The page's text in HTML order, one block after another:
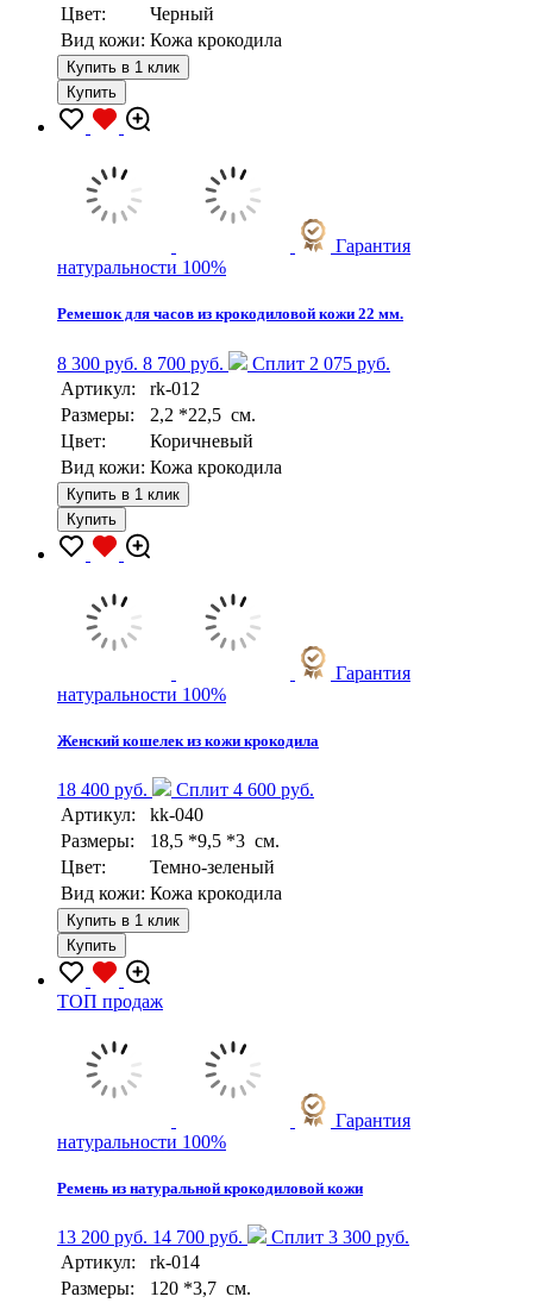
Цвет:
Черный
Вид кожи: Кожа крокодила
Купить в 1 клик
Купить
Гарантия
натуральности 100%
Ремешок для часов из крокодиловой кожи 22 мм.
8 300 руб. 8 700 руб.
Сплит 2 075 руб.
Артикул:
rk-012
Размеры:
2,2 *22,5 см.
Цвет:
Коричневый
Вид кожи: Кожа крокодила
Купить в 1 клик
Купить
Гарантия
натуральности 100%
Женский кошелек из кожи крокодила
18 400 руб.
Сплит 4 600 руб.
Артикул:
kk-040
Размеры:
18,5 *9,5 *3 см.
Цвет:
Темно-зеленый
Вид кожи: Кожа крокодила
Купить в 1 клик
Купить
TOП продаж
Гарантия
натуральности 100%
Ремень из натуральной крокодиловой кожи
13 200 руб. 14 700 руб.
Сплит 3 300 руб.
Артикул:
rk-014
Размеры:
120 *3,7 см.